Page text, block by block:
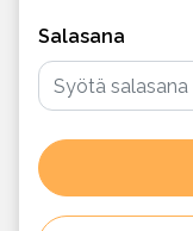
Salasana